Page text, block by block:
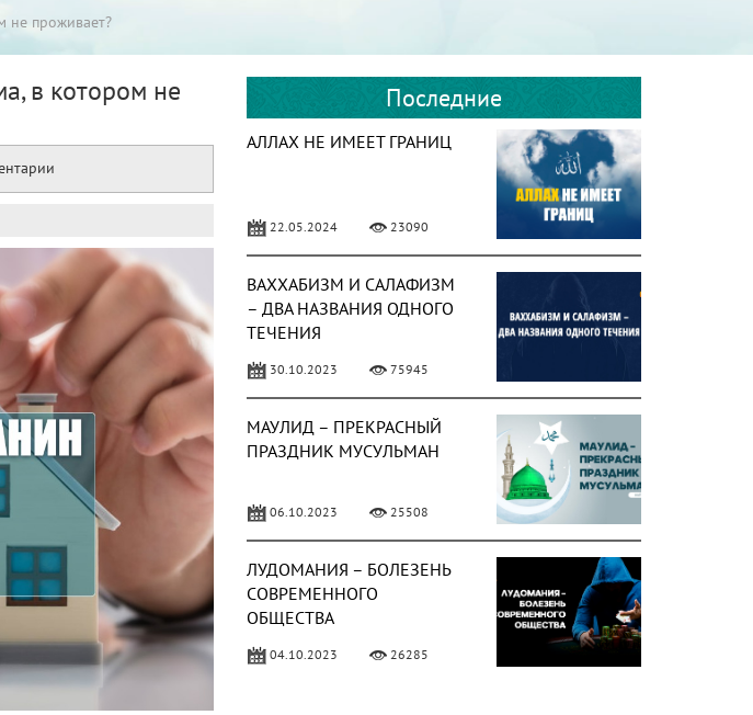
не проживает?
в котором не
Последние
АЛЛАХ НЕ ИМЕЕТ ГРАНИЦ
22.05.2024 23090
ВАХХАБИЗМ И САЛАФИЗМ
– ДВА НАЗВАНИЯ ОДНОГО
ТЕЧЕНИЯ
30.10.2023 75945
МАУЛИД – ПРЕКРАСНЫЙ
ПРАЗДНИК МУСУЛЬМАН
06.10.2023 25508
ЛУДОМАНИЯ – БОЛЕЗЕНЬ
СОВРЕМЕННОГО
ОБЩЕСТВА
04.10.2023 26285